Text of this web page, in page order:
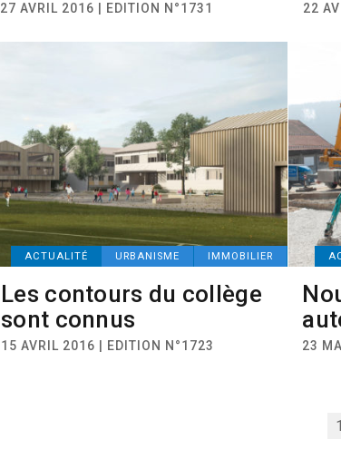
27 AVRIL 2016 | EDITION N°1731 22
ACTUALITÉ URBANISME IMMOBILIER
Les contours du collège
sont connus
15 AVRIL 2016 | EDITION N°1723 23
1